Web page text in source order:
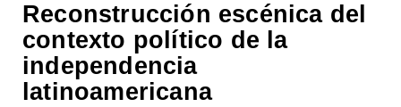
Reconstrucción escénica del
contexto político de la
independencia
latinoamericana